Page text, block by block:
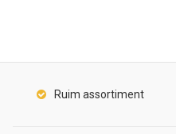
Ruim assortiment